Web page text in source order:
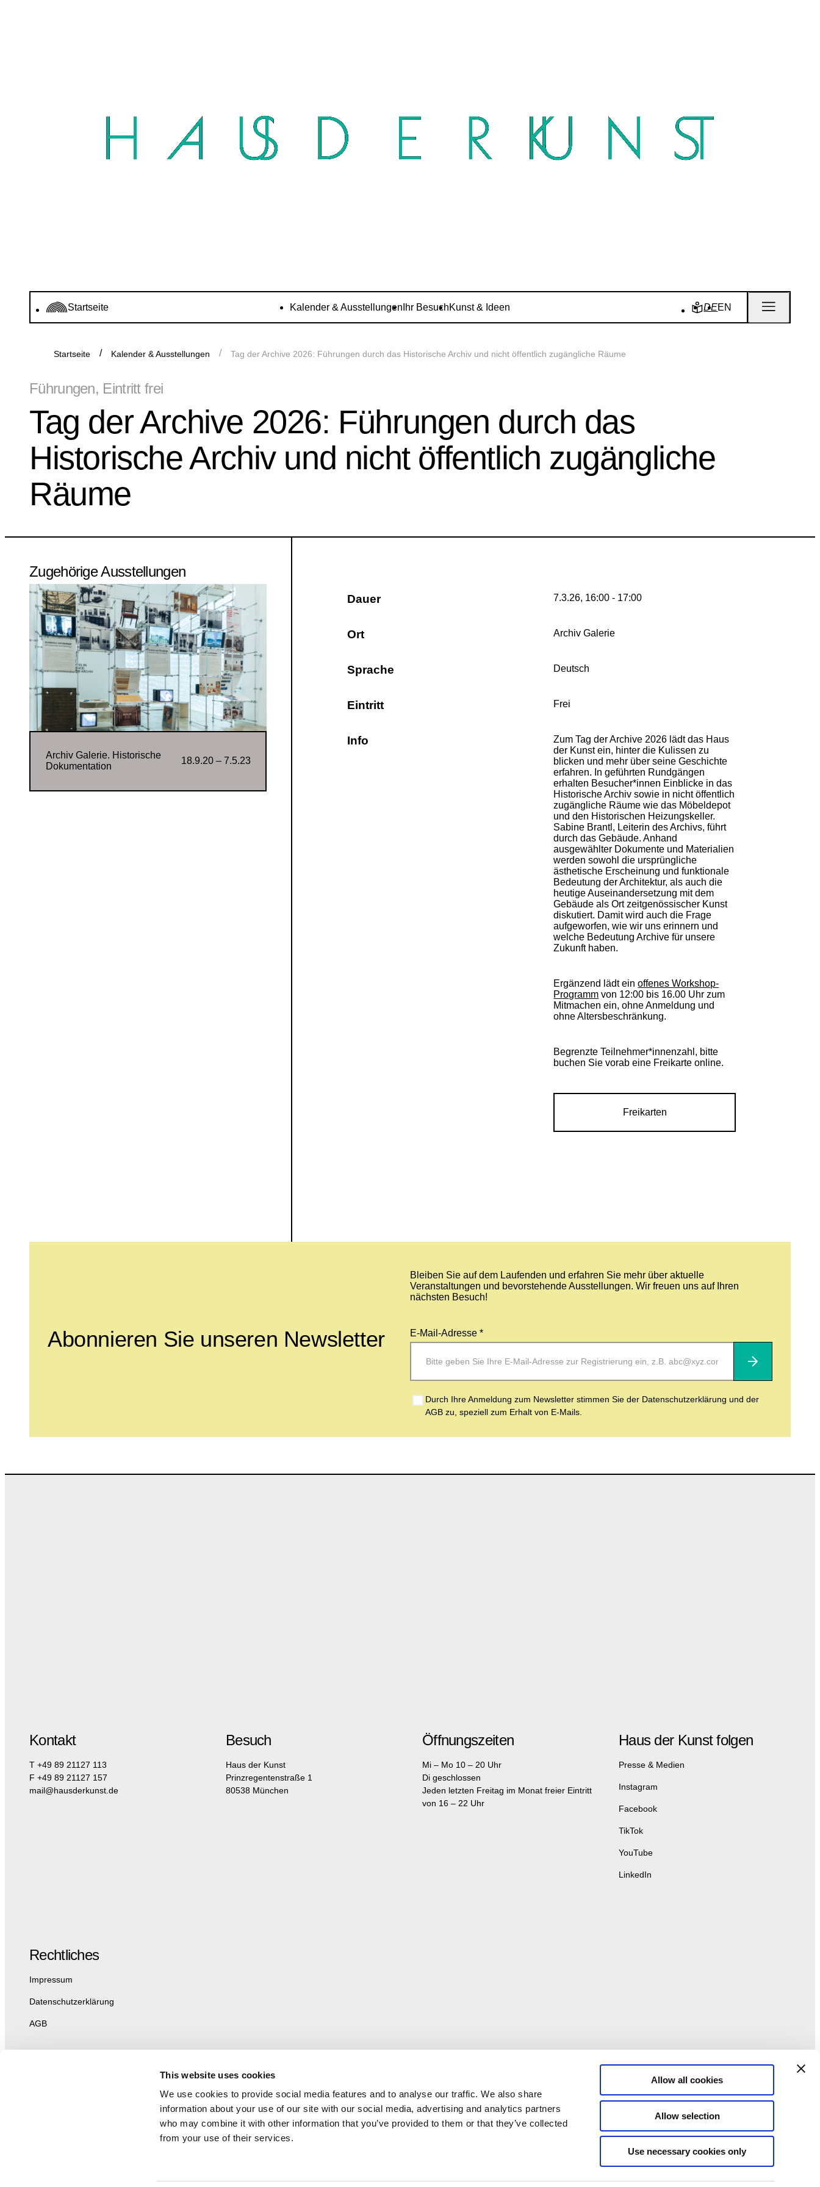
This website uses cookies
We use cookies to provide social media features and to analyse our traffic. We also share
information about your use of our site with our social media, advertising and analytics partners
who may combine it with other information that you’ve provided to them or that they’ve collected
from your use of their services.
Allow all cookies
Allow selection
Use necessary cookies only
Startseite Kalender & Ausstellungen Ihr BesuchKunst & Ideen DEEN
Startseite Kalender & Ausstellungen Tag der Archive 2026: Führungen durch das Historische Archiv und nicht öffentlich zugängliche Räume
Führungen, Eintritt frei
Tag der Archive 2026: Führungen durch das
Historische Archiv und nicht öffentlich zugängliche
Räume
Dauer 7.3.26, 16:00 - 17:00
Ort Archiv Galerie
Sprache Deutsch
Eintritt Frei
Info
Zum Tag der Archive 2026 lädt das Haus
der Kunst ein, hinter die Kulissen zu
blicken und mehr über seine Geschichte
erfahren. In geführten Rundgängen
erhalten Besucher*innen Einblicke in das
Historische Archiv sowie in nicht öffentlich
zugängliche Räume wie das Möbeldepot
und den Historischen Heizungskeller.
Sabine Brantl, Leiterin des Archivs, führt
durch das Gebäude. Anhand
ausgewählter Dokumente und Materialien
werden sowohl die ursprüngliche
ästhetische Erscheinung und funktionale
Bedeutung der Architektur, als auch die
heutige Auseinandersetzung mit dem
Gebäude als Ort zeitgenössischer Kunst
diskutiert. Damit wird auch die Frage
aufgeworfen, wie wir uns erinnern und
welche Bedeutung Archive für unsere
Zukunft haben.
Ergänzend lädt einoffenes Workshop-
Programm von 12:00 bis 16.00 Uhr zum
Mitmachen ein, ohne Anmeldung und
ohne Altersbeschränkung.
Begrenzte Teilnehmer*innenzahl, bitte
buchen Sie vorab eine Freikarte online.
Freikarten
Zugehörige Ausstellungen
Archiv Galerie. Historische
Dokumentation
18.9.20 – 7.5.23
Abonnieren Sie unseren Newsletter
Bleiben Sie auf dem Laufenden und erfahren Sie mehr über aktuelle
Veranstaltungen und bevorstehende Ausstellungen. Wir freuen uns auf Ihren
nächsten Besuch!
E-Mail-Adresse *
Abonnieren
Durch Ihre Anmeldung zum Newsletter stimmen Sie der Datenschutzerklärung und der
AGB zu, speziell zum Erhalt von E-Mails.
Kontakt
T +49 89 21127 113
F +49 89 21127 157
mail@hausderkunst.de
Besuch
Haus der Kunst
Prinzregentenstraße 1
80538 München
Öffnungszeiten
Mi – Mo 10 – 20 Uhr
Di geschlossen
Jeden letzten Freitag im Monat freier Eintritt
von 16 – 22 Uhr
Haus der Kunst folgen
Presse & Medien
Instagram
Facebook
TikTok
YouTube
LinkedIn
Rechtliches
Impressum
Datenschutzerklärung
AGB
© 2000 – 2023 Haus der Kunst, Alle Rechte vorbehalten.